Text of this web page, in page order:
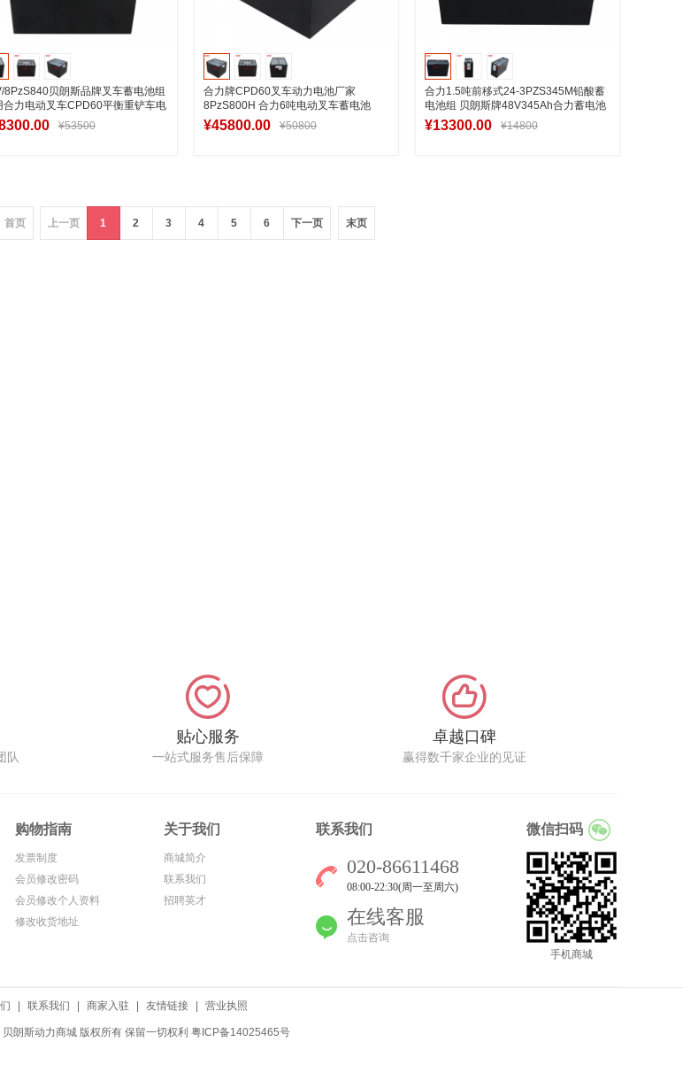
8PzS840贝朗斯品牌叉车蓄电池组
合力电动叉车CPD60平衡重铲车电
¥53500
合力牌CPD60叉车动力电池厂家
8PzS800H 合力6吨电动叉车蓄电池
80V800Ah安装尺寸图
¥45800.00 ¥50800
合力1.5吨前移式24-3PZS345M铅酸蓄
电池组 贝朗斯牌48V345Ah合力蓄电池
出口款
¥13300.00 ¥14800
首页 上一页 1 2 3 4 5 6 下一页 末页
队
贴心服务
一站式服务售后保障
卓越口碑
赢得数千家企业的见证
购物指南
发票制度
会员修改密码
会员修改个人资料
修改收货地址
关于我们
商城简介
联系我们
招聘英才
联系我们
020-86611468
08:00-22:30(周一至周六)
在线客服
点击咨询
微信扫码
手机商城
联系我们 商家入驻 友情链接| 营业执照
朗斯动力商城 版权所有 保留一切权利 粤ICP备14025465号